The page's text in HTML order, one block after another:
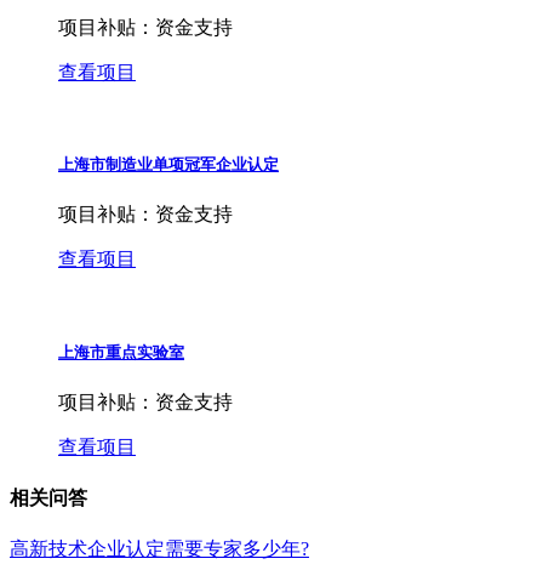
项目补贴： 资金支持
查看项目
上海市制造业单项冠军企业认定
项目补贴： 资金支持
查看项目
上海市重点实验室
项目补贴： 资金支持
查看项目
相关问答
高新技术企业认定需要专家多少年?